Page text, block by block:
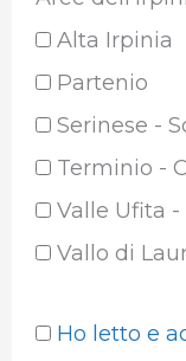
Alta Irpinia
Partenio
Serinese -
Terminio -
Valle Ufita -
Vallo di
Ho letto e